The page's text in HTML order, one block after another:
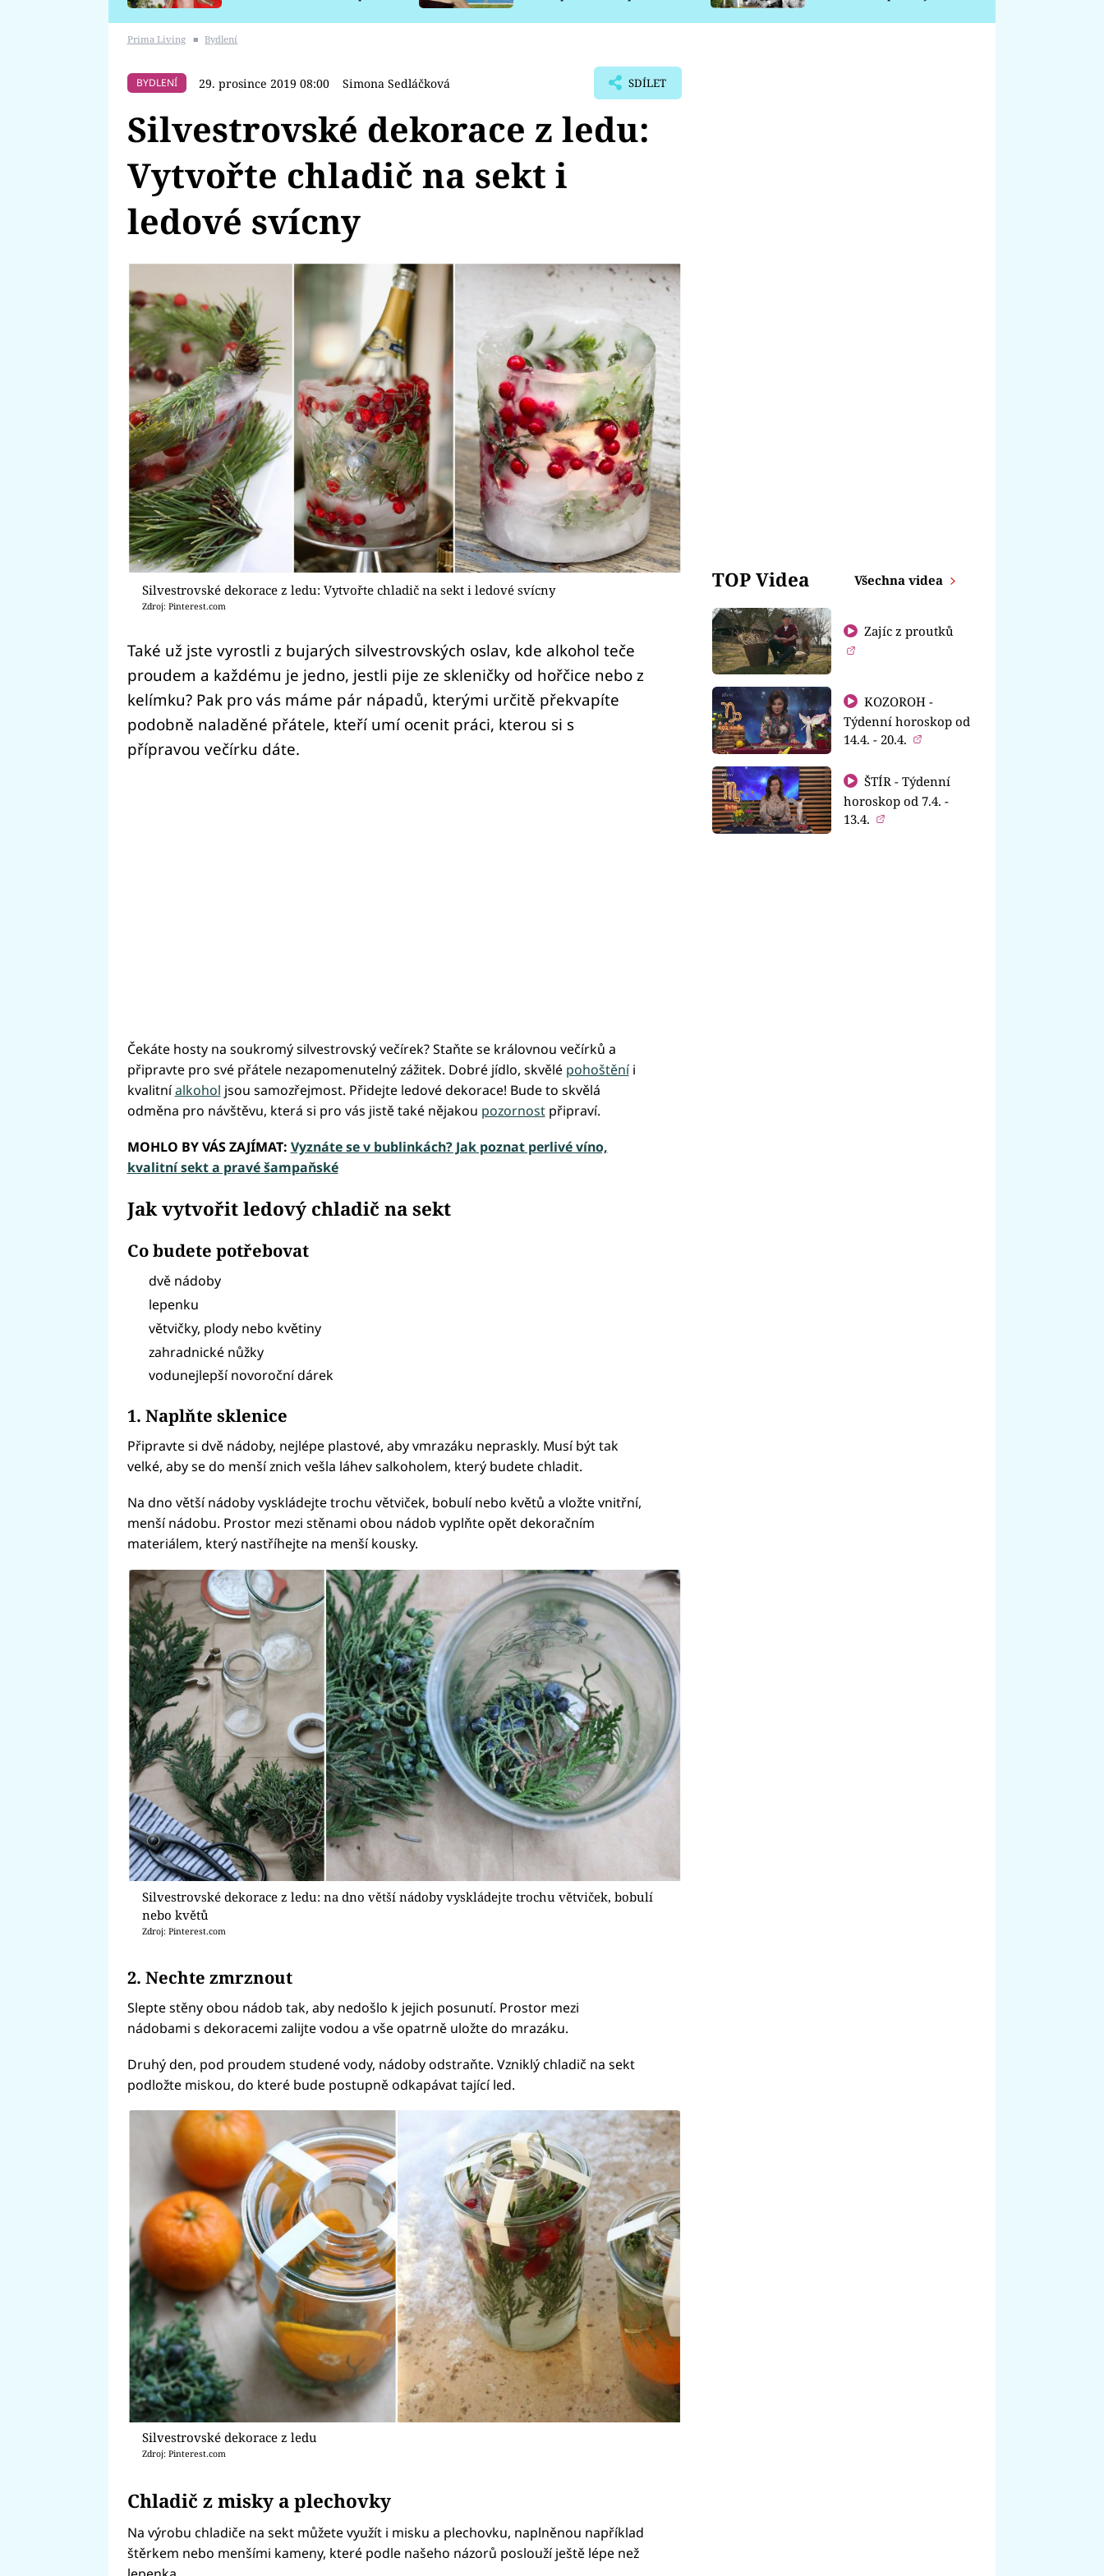
Prima Living ■ Bydlení
BYDLENÍ 29. prosince 2019 08:00 Simona Sedláčková SDÍLET
Silvestrovské dekorace z ledu:
Vytvořte chladič na sekt i
ledové svícny
Silvestrovské dekorace z ledu: Vytvořte chladič na sekt i ledové svícny
Zdroj: Pinterest.com
Také už jste vyrostli z bujarých silvestrovských oslav, kde alkohol teče
proudem a každému je jedno, jestli pije ze skleničky od hořčice nebo z
kelímku? Pak pro vás máme pár nápadů, kterými určitě překvapíte
podobně naladěné přátele, kteří umí ocenit práci, kterou si s
přípravou večírku dáte.
Čekáte hosty na soukromý silvestrovský večírek? Staňte se královnou večírků a
připravte pro své přátele nezapomenutelný zážitek. Dobré jídlo, skvělé pohoštěníi
kvalitníalkohol jsou samozřejmost. Přidejte ledové dekorace! Bude to skvělá
odměna pro návštěvu, která si pro vás jistě také nějakou pozornostpřipraví.
MOHLO BY VÁS ZAJÍMAT: Vyznáte se v bublinkách? Jak poznat perlivé víno,
kvalitní sekt a pravé šampaňské
Jak vytvořit ledový chladič na sekt
Co budete potřebovat
dvě nádoby
lepenku
větvičky, plody nebo květiny
zahradnické nůžky
vodunejlepší novoroční dárek
1. Naplňte sklenice
Připravte si dvě nádoby, nejlépe plastové, aby vmrazáku nepraskly. Musí být tak
velké, aby se do menší znich vešla láhev salkoholem, který budete chladit.
Na dno větší nádoby vyskládejte trochu větviček, bobulí nebo květů a vložte vnitřní,
menší nádobu. Prostor mezi stěnami obou nádob vyplňte opět dekoračním
materiálem, který nastříhejte na menší kousky.
Silvestrovské dekorace z ledu: na dno větší nádoby vyskládejte trochu větviček, bobulí
nebo květů
Zdroj: Pinterest.com
2. Nechte zmrznout
Slepte stěny obou nádob tak, aby nedošlo k jejich posunutí. Prostor mezi
nádobami s dekoracemi zalijte vodou a vše opatrně uložte do mrazáku.
Druhý den, pod proudem studené vody, nádoby odstraňte. Vzniklý chladič na sekt
podložte miskou, do které bude postupně odkapávat tající led.
Silvestrovské dekorace z ledu
Zdroj: Pinterest.com
Chladič z misky a plechovky
Na výrobu chladiče na sekt můžete využít i misku a plechovku, naplněnou například
štěrkem nebo menšími kameny, které podle našeho názorů poslouží ještě lépe než
TOP Videa Všechna videa
Zajíc z proutků
KOZOROH -
Týdenní horoskop od
14.4. - 20.4.
ŠTÍR - Týdenní
horoskop od 7.4. -
13.4.